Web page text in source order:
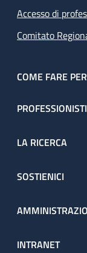
Accesso di
Comitato
COME FARE PER
PROFESSIONISTI
LA RICERCA
SOSTIENICI
INTRANET